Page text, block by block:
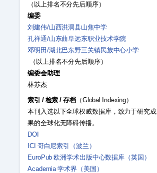
（以上排名不分先后顺序）
编委
刘建伟/山西洪洞县山焦中学
孔祥通/山东曲阜远东职业技术学院
邓明田/湖北巴东野三关镇民族中心小学
（以上排名不分先后顺序）
编委会助理
林苏杰
索引 / 检索 /存档（Global Indexing）
本刊入选以下全球权威数据库，致力于研究成
果的全球化无障碍传播。
DOI
ICI 哥白尼索引（波兰）
EuroPub 欧洲学术出版中心数据库（英国）
Academia 学术界（美国）